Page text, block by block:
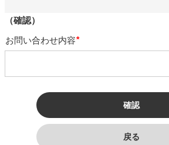
（確認）
お問い合わせ内容